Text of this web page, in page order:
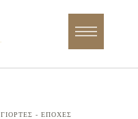
ΓΙΟΡΤΕΣ - ΕΠΟΧΕΣ